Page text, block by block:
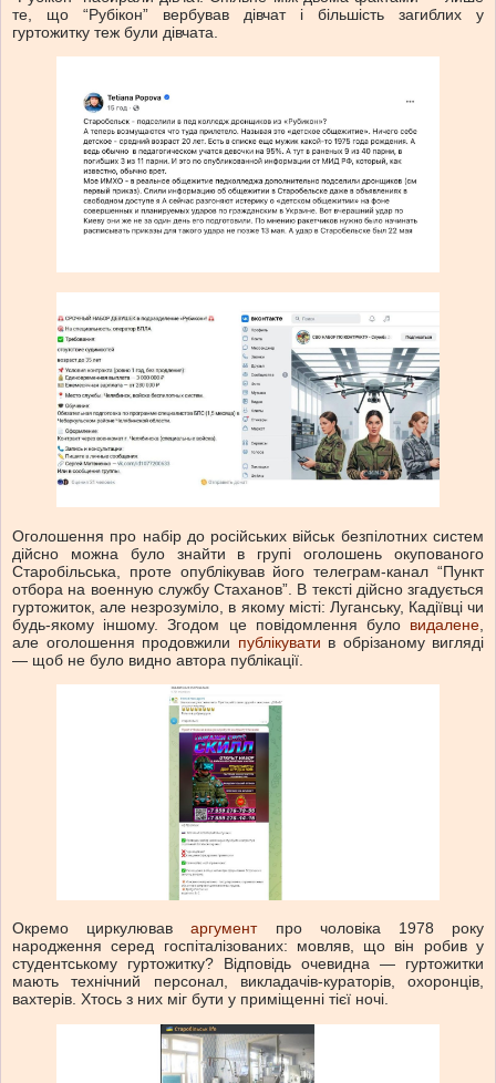
те, що “Рубікон” вербував дівчат і більшість загиблих у
гуртожитку теж були дівчата.
Оголошення про набір до російських військ безпілотних систем
дійсно можна було знайти в групі оголошень окупованого
Старобільська, проте опублікував його телеграм-канал “Пункт
отбора на военную службу Стаханов”. В тексті дійсно згадується
гуртожиток, але незрозуміло, в якому місті: Луганську, Кадіївці чи
будь-якому іншому. Згодом це повідомлення було видалене
але оголошення продовжили публікувати в обрізаному вигляді
— щоб не було видно автора публікації.
Окремо циркулюваваргументпро чоловіка 1978 року
народження серед госпіталізованих: мовляв, що він робив у
студентському гуртожитку? Відповідь очевидна — гуртожитки
мають технічний персонал, викладачів-кураторів, охоронців,
вахтерів. Хтось з них міг бути у приміщенні тієї ночі.